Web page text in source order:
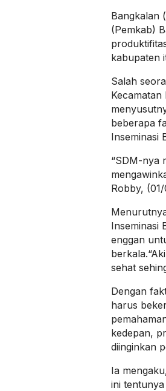
Bangkalan
(Pemkab)
kabupaten
Salah
beberapa
Inseminasi
“SDM-nya
Robby,
Inseminasi
enggan
sehat
Dengan
harus
kedepan,
diinginkan
Ia
ini